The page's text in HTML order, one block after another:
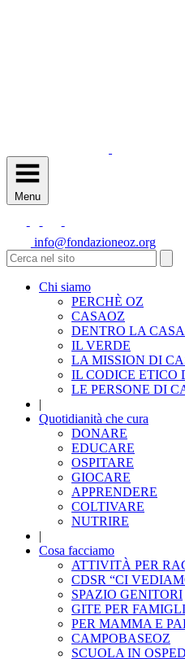
Menu
info@fondazioneoz.org
Chi siamo
PERCHÈ OZ
CASAOZ
DENTRO LA CASA
IL VERDE
LA MISSION DI
IL CODICE ETICO
LE PERSONE DI
|
Quotidianità che cura
DONARE
EDUCARE
OSPITARE
GIOCARE
APPRENDERE
COLTIVARE
NUTRIRE
|
Cosa facciamo
ATTIVITÀ PER
CDSR “CI
SPAZIO GENITORI
GITE PER
PER MAMMA E
CAMPOBASEOZ
SCUOLA IN